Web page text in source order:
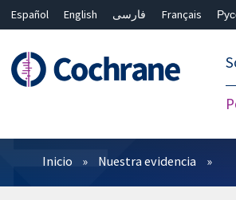
Español English فارسی Français
Filtros
Inicio Nuestra evidencia